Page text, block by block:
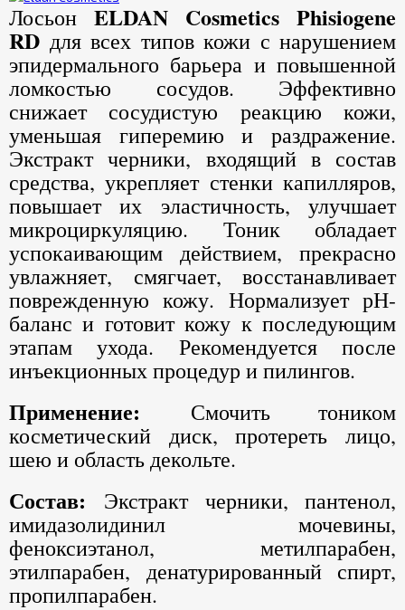
Лосьон ELDAN Cosmetics Phisiogene
RD для всех типов кожи с нарушением
эпидермального барьера и повышенной
ломкостью сосудов. Эффективно
снижает сосудистую реакцию кожи,
уменьшая гиперемию и раздражение.
Экстракт черники, входящий в состав
средства, укрепляет стенки капилляров,
повышает их эластичность, улучшает
микроциркуляцию. Тоник обладает
успокаивающим действием, прекрасно
увлажняет, смягчает, восстанавливает
поврежденную кожу. Нормализует рН-
баланс и готовит кожу к последующим
этапам ухода. Рекомендуется после
инъекционных процедур и пилингов.
Применение: Смочить тоником
косметический диск, протереть лицо,
шею и область декольте.
Состав: Экстракт черники, пантенол,
имидазолидинил мочевины,
феноксиэтанол, метилпарабен,
этилпарабен, денатурированный спирт,
пропилпарабен.